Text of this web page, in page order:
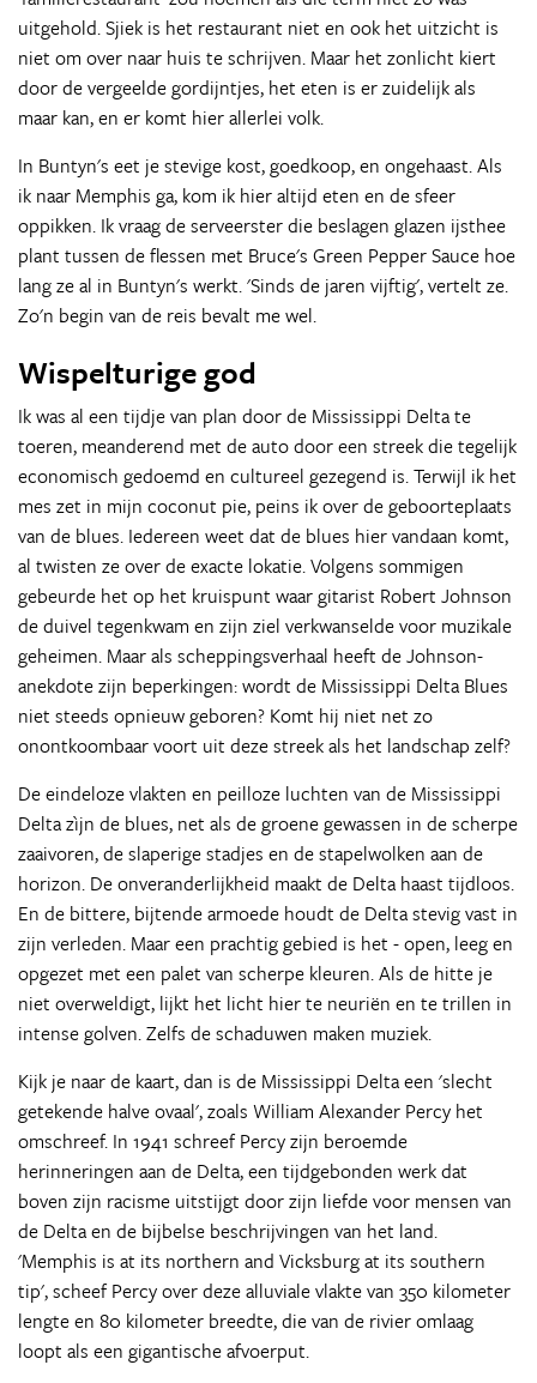
uitgehold. Sjiek is het restaurant niet en ook het uitzicht is
niet om over naar huis te schrijven. Maar het zonlicht kiert
door de vergeelde gordijntjes, het eten is er zuidelijk als
maar kan, en er komt hier allerlei volk.
In Buntyn's eet je stevige kost, goedkoop, en ongehaast. Als
ik naar Memphis ga, kom ik hier altijd eten en de sfeer
oppikken. Ik vraag de serveerster die beslagen glazen ijsthee
plant tussen de flessen met Bruce's Green Pepper Sauce hoe
lang ze al in Buntyn's werkt. 'Sinds de jaren vijftig', vertelt ze.
Zo'n begin van de reis bevalt me wel.
Wispelturige god
Ik was al een tijdje van plan door de Mississippi Delta te
toeren, meanderend met de auto door een streek die tegelijk
economisch gedoemd en cultureel gezegend is. Terwijl ik het
mes zet in mijn coconut pie, peins ik over de geboorteplaats
van de blues. Iedereen weet dat de blues hier vandaan komt,
al twisten ze over de exacte lokatie. Volgens sommigen
gebeurde het op het kruispunt waar gitarist Robert Johnson
de duivel tegenkwam en zijn ziel verkwanselde voor muzikale
geheimen. Maar als scheppingsverhaal heeft de Johnson-
anekdote zijn beperkingen: wordt de Mississippi Delta Blues
niet steeds opnieuw geboren? Komt hij niet net zo
onontkoombaar voort uit deze streek als het landschap zelf?
De eindeloze vlakten en peilloze luchten van de Mississippi
Delta zìjn de blues, net als de groene gewassen in de scherpe
zaaivoren, de slaperige stadjes en de stapelwolken aan de
horizon. De onveranderlijkheid maakt de Delta haast tijdloos.
En de bittere, bijtende armoede houdt de Delta stevig vast in
zijn verleden. Maar een prachtig gebied is het - open, leeg en
opgezet met een palet van scherpe kleuren. Als de hitte je
niet overweldigt, lijkt het licht hier te neuriën en te trillen in
intense golven. Zelfs de schaduwen maken muziek.
Kijk je naar de kaart, dan is de Mississippi Delta een 'slecht
getekende halve ovaal', zoals William Alexander Percy het
omschreef. In 1941 schreef Percy zijn beroemde
herinneringen aan de Delta, een tijdgebonden werk dat
boven zijn racisme uitstijgt door zijn liefde voor mensen van
de Delta en de bijbelse beschrijvingen van het land.
'Memphis is at its northern and Vicksburg at its southern
tip', scheef Percy over deze alluviale vlakte van 350 kilometer
lengte en 80 kilometer breedte, die van de rivier omlaag
loopt als een gigantische afvoerput.